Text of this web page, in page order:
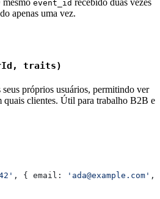
mesmo event_id recebido duas vezes
apenas uma vez.
traits)
próprios usuários, permitindo ver
quais clientes. Útil para trabalho B2B e
, { email: 'ada@example.com' ,